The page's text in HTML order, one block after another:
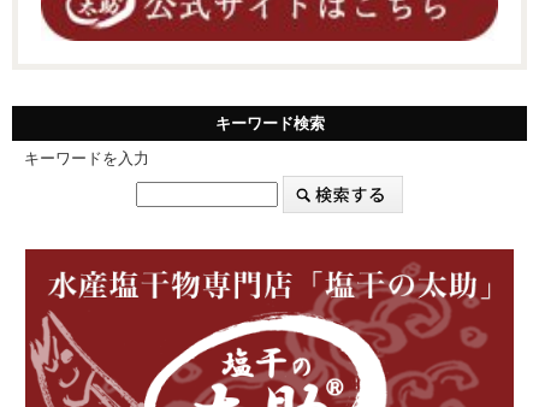
キーワード検索
キーワードを入力